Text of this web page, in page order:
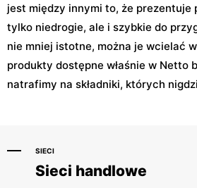
jest między innymi to, że prezentuje
tylko niedrogie, ale i szybkie do
nie mniej istotne, można je wcielać
produkty dostępne właśnie w Netto
natrafimy na składniki, których
SIECI
Sieci handlowe